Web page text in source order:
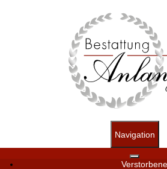
Navigation
Verstorbene